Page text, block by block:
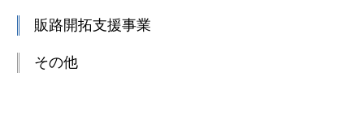
販路開拓支援事業
その他